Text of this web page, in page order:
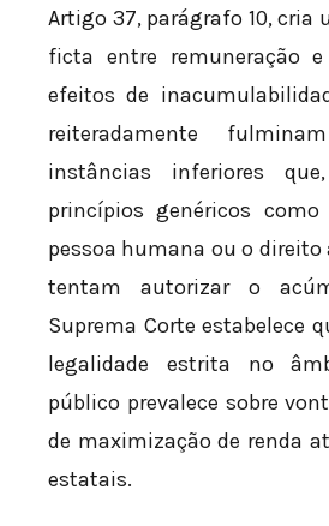
Artigo 37, parágrafo 10, cria
ficta entre remuneração
efeitos de
reiteradamente
instâncias inferiores
princípios genéricos
pessoa humana ou o
tentam autorizar o
Suprema Corte estabelece
legalidade estrita no
público prevalece sobre
de maximização de renda
estatais.